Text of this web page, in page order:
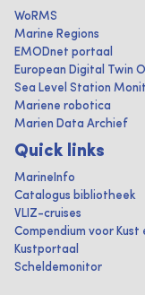
WoRMS
Marine Regions
EMODnet portaal
European Digital Twin
Sea Level Station
Mariene robotica
Marien Data Archief
Quick links
MarineInfo
Catalogus bibliotheek
VLIZ-cruises
Compendium voor Kust
Kustportaal
Scheldemonitor